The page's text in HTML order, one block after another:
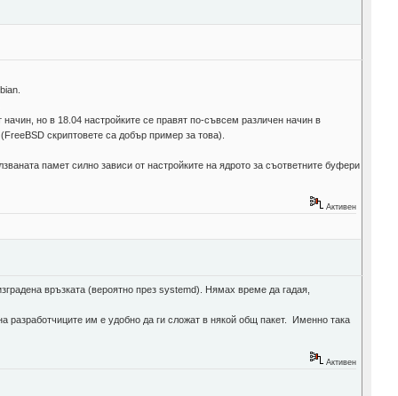
но в 18.04 настройките се правят по-съвсем различен начин в
скриптовете са добър пример за това).
памет силно зависи от настройките на ядрото за съответните буфери
Активен
връзката (вероятно през systemd). Нямах време да гадая,
разработчиците им е удобно да ги сложат в някой общ пакет. Именно така
Активен